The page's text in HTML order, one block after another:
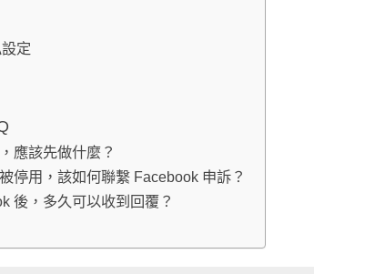
定
應該先做什麼？
停用，該如何聯繫 Facebook 申訴？
後，多久可以收到回覆？